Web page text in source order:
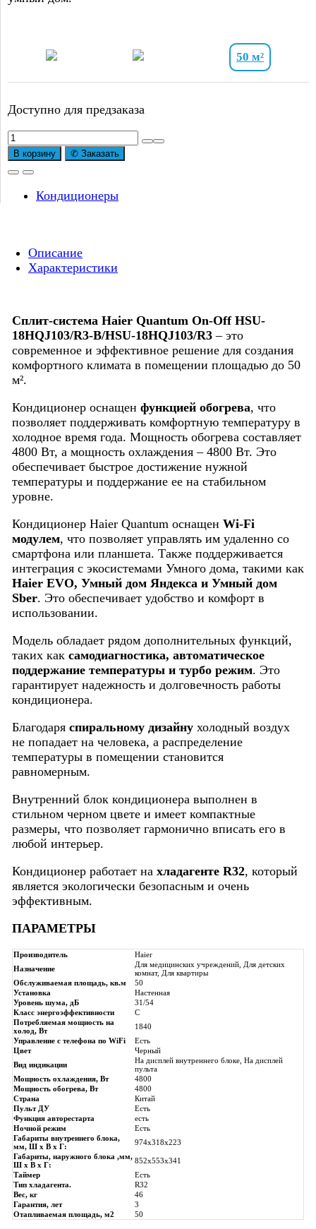
50 м²
Доступно для предзаказа
В корзину ✆ Заказать
Кондиционеры
Описание
Характеристики
Cплит-система Haier Quantum On-Off HSU-
18HQJ103/R3-В/HSU-18HQJ103/R3 – это
современное и эффективное решение для создания
комфортного климата в помещении площадью до 50
м².
Кондиционер оснащен функцией обогрева, что
позволяет поддерживать комфортную температуру в
холодное время года. Мощность обогрева составляет
4800 Вт, а мощность охлаждения – 4800 Вт. Это
обеспечивает быстрое достижение нужной
температуры и поддержание ее на стабильном
уровне.
Кондиционер Haier Quantum оснащен Wi-Fi
модулем, что позволяет управлять им удаленно со
смартфона или планшета. Также поддерживается
интеграция с экосистемами Умного дома, такими как
Haier EVO, Умный дом Яндекса и Умный дом
Sber. Это обеспечивает удобство и комфорт в
использовании.
Модель обладает рядом дополнительных функций,
таких как самодиагностика, автоматическое
поддержание температуры и турбо режим. Это
гарантирует надежность и долговечность работы
кондиционера.
Благодаря спиральному дизайну холодный воздух
не попадает на человека, а распределение
температуры в помещении становится
равномерным.
Внутренний блок кондиционера выполнен в
стильном черном цвете и имеет компактные
размеры, что позволяет гармонично вписать его в
любой интерьер.
Кондиционер работает на хладагенте R32, который
является экологически безопасным и очень
эффективным.
ПАРАМЕТРЫ
Производитель
Haier
Назначение
Для медицинских учреждений, Для детских
комнат, Для квартиры
Обслуживаемая площадь, кв.м
50
Установка
Настенная
Уровень шума, дБ
31/54
Класс энергоэффективности
C
Потребляемая мощность на
холод, Вт
1840
Управление с телефона по WiFi
Есть
Цвет
Черный
Вид индикации
На дисплей внутреннего блоке, На дисплей
пульта
Мощность охлаждения, Вт
4800
Мощность обогрева, Вт
4800
Страна
Китай
Пульт ДУ
Есть
Функция авторестарта
есть
Ночной режим
Есть
Габариты внутреннего блока,
мм, Ш x В x Г:
974х318х223
Габариты, наружного блока ,мм,
Ш x В x Г:
852х553х341
Таймер
Есть
Тип хладагента.
R32
Вес, кг
46
Гарантия, лет
3
Отапливаемая площадь, м2
50